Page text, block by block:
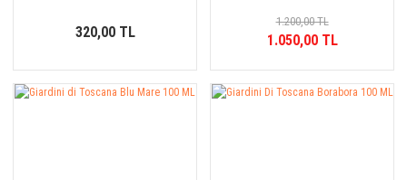
320,00 TL
1.200,00 TL
1.050,00 TL